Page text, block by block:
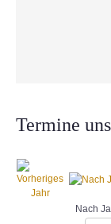
Termine
Nach